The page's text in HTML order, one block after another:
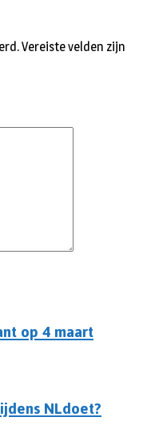
op 4 maart
NLdoet?
Vereiste velden zijn